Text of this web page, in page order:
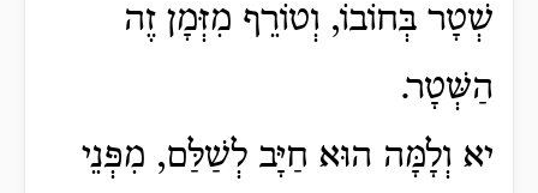
שְׁטָר בְּחוֹבוֹ, וְטוֹרֵף מִזְּמָן זֶה
הַשְּׁטָר.
יא וְלָמָּה הוּא חַיָּב לְשַׁלַּם, מִפְּנֵי